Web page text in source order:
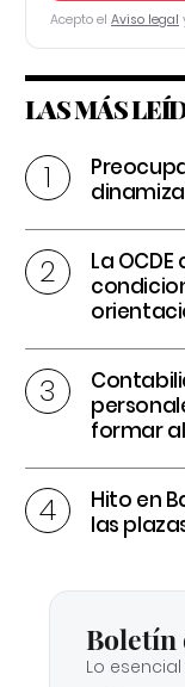
Acepto el Aviso legal
LAS MÁS
La
formar
Hito en
las
Boletín
Lo